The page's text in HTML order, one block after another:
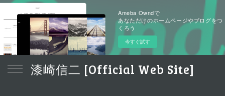
Ameba Owndで
あなただけのホームページやブログをつ
くろう
今すぐ試す
漆崎信二 [Official Web Site]